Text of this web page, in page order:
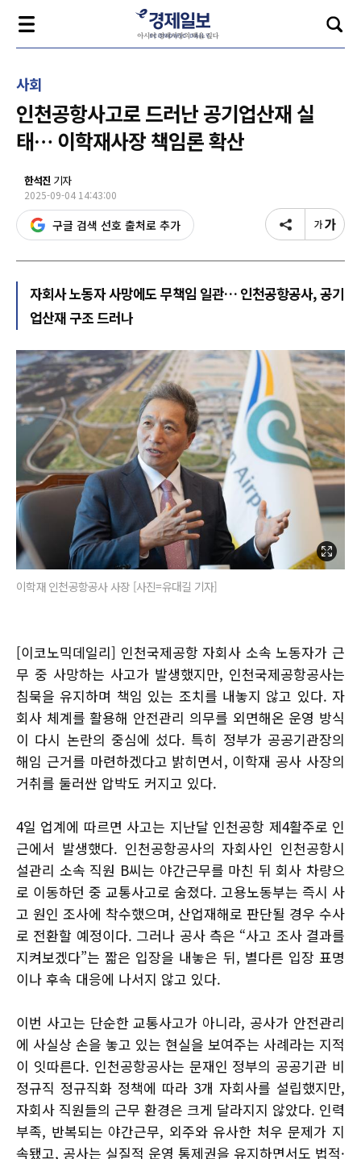
사회
인천공항사고로 드러난 공기업산재 실
태… 이학재사장 책임론 확산
한석진 기자
2025-09-04 14:43:00
구글 검색 선호 출처로 추가
자회사 노동자 사망에도 무책임 일관… 인천공항공사, 공기
업산재 구조 드러나
이학재 인천공항공사 사장 [사진=유대길 기자]
[이코노믹데일리] 인천국제공항 자회사 소속 노동자가 근
무 중 사망하는 사고가 발생했지만, 인천국제공항공사는
침묵을 유지하며 책임 있는 조치를 내놓지 않고 있다. 자
회사 체계를 활용해 안전관리 의무를 외면해온 운영 방식
이 다시 논란의 중심에 섰다. 특히 정부가 공공기관장의
해임 근거를 마련하겠다고 밝히면서, 이학재 공사 사장의
거취를 둘러싼 압박도 커지고 있다.
4일 업계에 따르면 사고는 지난달 인천공항 제4활주로 인
근에서 발생했다. 인천공항공사의 자회사인 인천공항시
설관리 소속 직원 B씨는 야간근무를 마친 뒤 회사 차량으
로 이동하던 중 교통사고로 숨졌다. 고용노동부는 즉시 사
고 원인 조사에 착수했으며, 산업재해로 판단될 경우 수사
로 전환할 예정이다. 그러나 공사 측은 “사고 조사 결과를
지켜보겠다”는 짧은 입장을 내놓은 뒤, 별다른 입장 표명
이나 후속 대응에 나서지 않고 있다.
이번 사고는 단순한 교통사고가 아니라, 공사가 안전관리
에 사실상 손을 놓고 있는 현실을 보여주는 사례라는 지적
이 잇따른다. 인천공항공사는 문재인 정부의 공공기관 비
정규직 정규직화 정책에 따라 3개 자회사를 설립했지만,
자회사 직원들의 근무 환경은 크게 달라지지 않았다. 인력
부족, 반복되는 야간근무, 외주와 유사한 처우 문제가 지
속됐고, 공사는 실질적 운영 통제권을 유지하면서도 법적·